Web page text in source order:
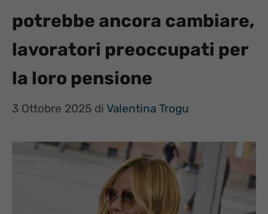
potrebbe ancora cambiare,
lavoratori preoccupati per
la loro pensione
3 Ottobre 2025 di Valentina Trogu